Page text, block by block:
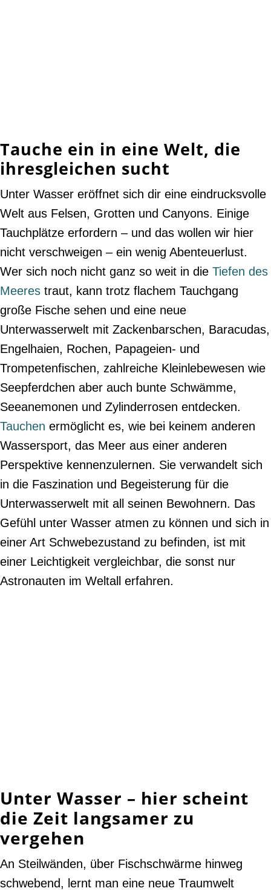
Tauche ein in eine Welt, die
ihresgleichen sucht
Unter Wasser eröffnet sich dir eine eindrucksvolle
Welt aus Felsen, Grotten und Canyons. Einige
Tauchplätze erfordern – und das wollen wir hier
nicht verschweigen – ein wenig Abenteuerlust.
Wer sich noch nicht ganz so weit in die Tiefen des
Meeres traut, kann trotz flachem Tauchgang
große Fische sehen und eine neue
Unterwasserwelt mit Zackenbarschen, Baracudas,
Engelhaien, Rochen, Papageien- und
Trompetenfischen, zahlreiche Kleinlebewesen wie
Seepferdchen aber auch bunte Schwämme,
Seeanemonen und Zylinderrosen entdecken.
Tauchen ermöglicht es, wie bei keinem anderen
Wassersport, das Meer aus einer anderen
Perspektive kennenzulernen. Sie verwandelt sich
in die Faszination und Begeisterung für die
Unterwasserwelt mit all seinen Bewohnern. Das
Gefühl unter Wasser atmen zu können und sich in
einer Art Schwebezustand zu befinden, ist mit
einer Leichtigkeit vergleichbar, die sonst nur
Astronauten im Weltall erfahren.
Unter Wasser – hier scheint
die Zeit langsamer zu
vergehen
An Steilwänden, über Fischschwärme hinweg
schwebend, lernt man eine neue Traumwelt